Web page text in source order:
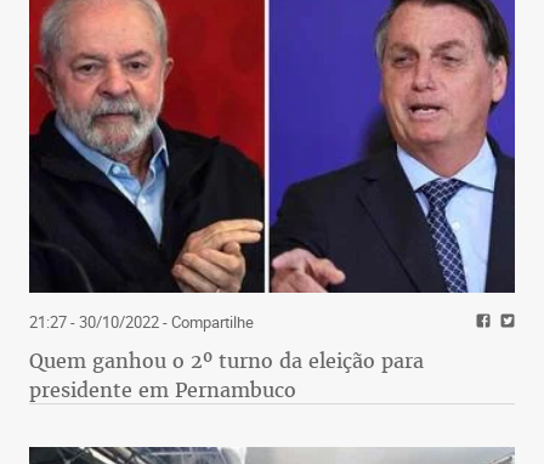
21:27 - 30/10/2022- Compartilhe
Quem ganhou o 2º turno da eleição para
presidente em Pernambuco